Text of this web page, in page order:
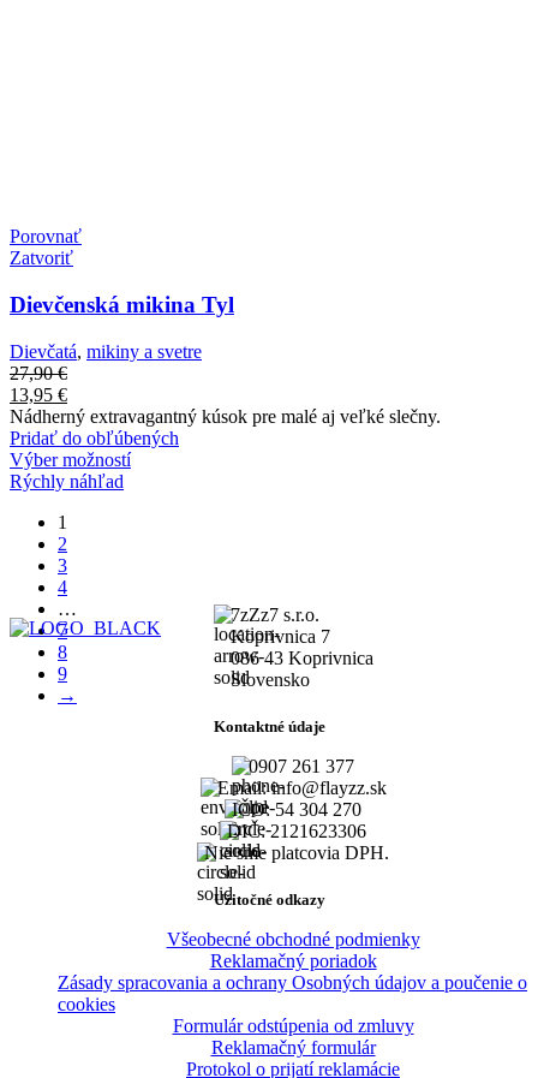
Porovnať
Zatvoriť
Dievčenská mikina Tyl
Dievčatá, mikiny a svetre
27,90€
13,95 €
Nádherný extravagantný kúsok pre malé aj veľké slečny.
Pridať do obľúbených
Výber možností
Rýchly náhľad
1
2
3
4
…
7
8
9
→
7zZz7 s.r.o.
Koprivnica 7
086 43 Koprivnica
Slovensko
Kontaktné údaje
0907 261 377
Email: info@flayzz.sk
IČO: 54 304 270
DIČ: 2121623306
Nie sme platcovia DPH.
Užitočné odkazy
Všeobecné obchodné podmienky
Reklamačný poriadok
Zásady spracovania a ochrany Osobných údajov a poučenie o
cookies
Formulár odstúpenia od zmluvy
Reklamačný formulár
Protokol o prijatí reklamácie